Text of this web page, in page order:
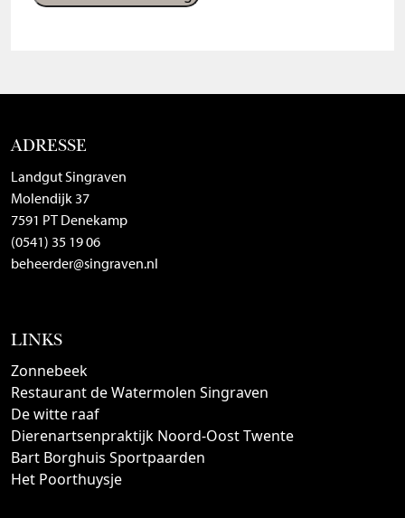
ADRESSE
Landgut Singraven
Molendijk 37
7591 PT Denekamp
(0541) 35 19 06
beheerder@singraven.nl
LINKS
Zonnebeek
Restaurant de Watermolen Singraven
De witte raaf
Dierenartsenpraktijk Noord-Oost Twente
Bart Borghuis Sportpaarden
Het Poorthuysje